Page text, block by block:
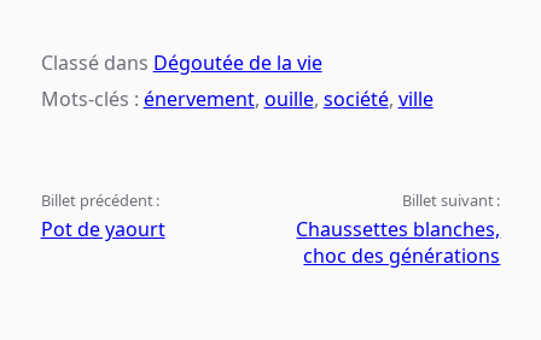
Classé dans Dégoutée de la vie
Mots-clés : énervement, ouille, société, ville
Billet précédent :
Pot de yaourt
Billet suivant :
Chaussettes blanches,
choc des générations